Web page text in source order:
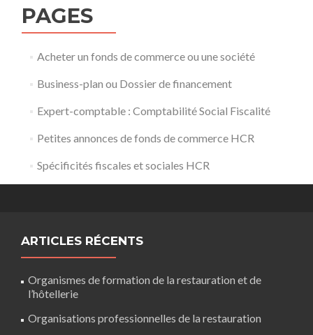
PAGES
Acheter un fonds de commerce ou une société
Business-plan ou Dossier de financement
Expert-comptable : Comptabilité Social Fiscalité
Petites annonces de fonds de commerce HCR
Spécificités fiscales et sociales HCR
ARTICLES RÉCENTS
Organismes de formation de la restauration et de
l’hôtellerie
Organisations professionnelles de la restauration